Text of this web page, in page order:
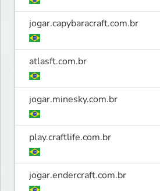
jogar.capybaracraft.com.br
atlasft.com.br
jogar.minesky.com.br
play.craftlife.com.br
jogar.endercraft.com.br